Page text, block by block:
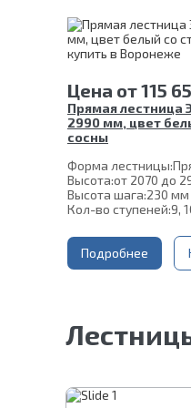
Срок гарантии (на
Цена от115
Прямая лестница
2990 мм, цвет
сосны
Форма лестницы:
Высота:от 2070 до
Высота шага:230 мм
Кол-во ступеней:9,
Угол наклона:45°
Ширина марша:
Глубина ступени:
Цвет каркаса:
Срок гарантии (на
Подробнее